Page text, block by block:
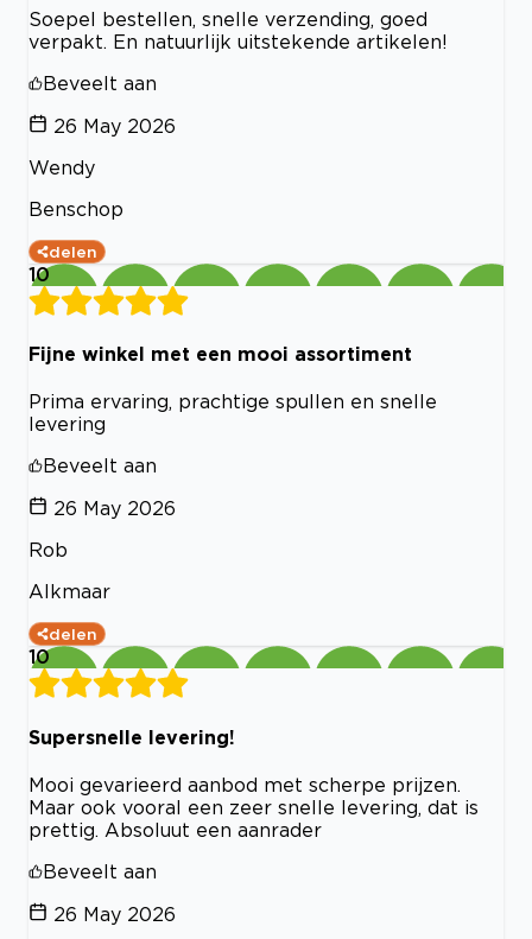
Soepel bestellen, snelle verzending, goed
verpakt. En natuurlijk uitstekende artikelen!
Beveelt aan
26 May 2026
Wendy
Benschop
delen
10
Fijne winkel met een mooi assortiment
Prima ervaring, prachtige spullen en snelle
levering
Beveelt aan
26 May 2026
Rob
Alkmaar
delen
10
Supersnelle levering!
Mooi gevarieerd aanbod met scherpe prijzen.
Maar ook vooral een zeer snelle levering, dat is
prettig. Absoluut een aanrader
Beveelt aan
26 May 2026